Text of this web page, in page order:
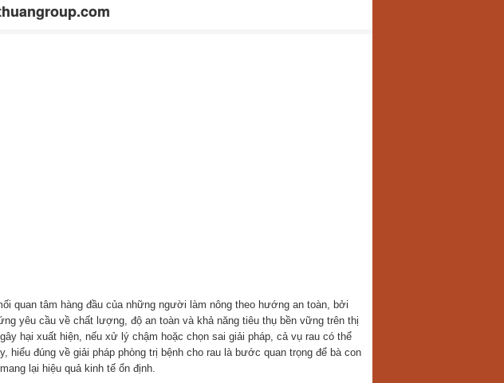
quan tâm hàng đầu của những người làm nông theo hướng an toàn, bởi
yêu cầu về chất lượng, độ an toàn và khả năng tiêu thụ bền vững trên thị
hại xuất hiện, nếu xử lý chậm hoặc chọn sai giải pháp, cả vụ rau có thể
hiểu đúng về giải pháp phòng trị bệnh cho rau là bước quan trọng để bà con
lại hiệu quả kinh tế ổn định.